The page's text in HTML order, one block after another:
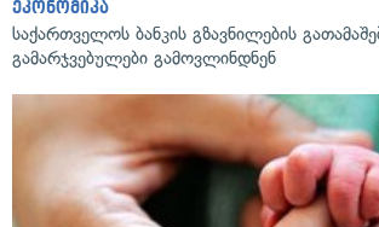
ეკონომიკა
საქართველოს ბანკის გზავნილების
გამარჯვებულები გამოვლინდნენ